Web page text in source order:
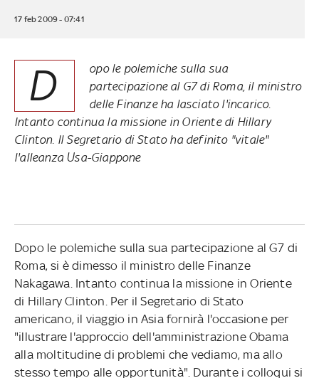
17 feb 2009 - 07:41
D
opo le polemiche sulla sua
partecipazione al G7 di Roma, il ministro
delle Finanze ha lasciato l'incarico.
Intanto continua la missione in Oriente di Hillary
Clinton. Il Segretario di Stato ha definito "vitale"
l'alleanza Usa-Giappone
Dopo le polemiche sulla sua partecipazione al G7 di
Roma, si è dimesso il ministro delle Finanze
Nakagawa. Intanto continua la missione in Oriente
di Hillary Clinton. Per il Segretario di Stato
americano, il viaggio in Asia fornirà l'occasione per
"illustrare l'approccio dell'amministrazione Obama
alla moltitudine di problemi che vediamo, ma allo
stesso tempo alle opportunità". Durante i colloqui si